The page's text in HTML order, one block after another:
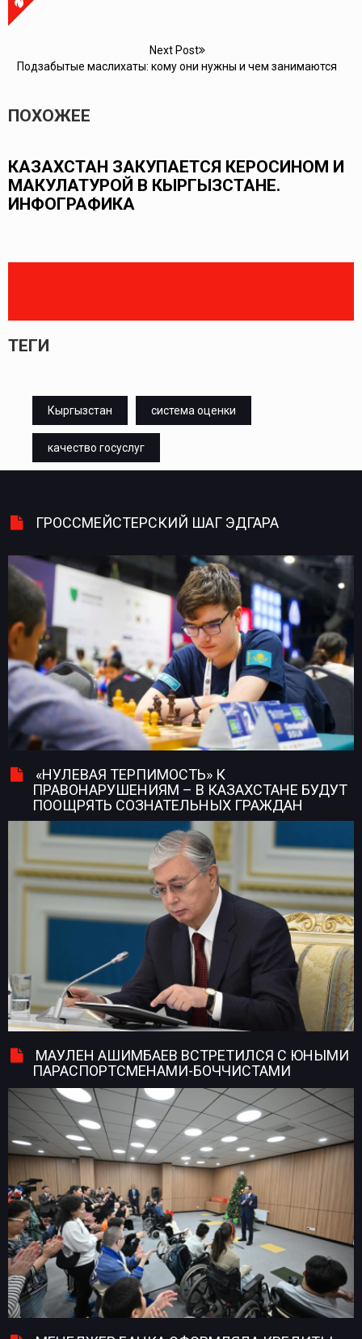
Next Post
Подзабытые маслихаты: кому они нужны и чем занимаются
ПОХОЖЕЕ
В КИРГИЗИИ ГЛАВУ МВД НИЯЗБЕКОВА
ТЕГИ
Кыргызстан система оценки
качество госуслуг
ГРОССМЕЙСТЕРСКИЙ ШАГ ЭДГАРА
«НУЛЕВАЯ ТЕРПИМОСТЬ» К
ПРАВОНАРУШЕНИЯМ – В КАЗАХСТАНЕ БУДУТ
ПООЩРЯТЬ СОЗНАТЕЛЬНЫХ ГРАЖДАН
МАУЛЕН АШИМБАЕВ ВСТРЕТИЛСЯ С ЮНЫМИ
ПАРАСПОРТСМЕНАМИ-БОЧЧИСТАМИ